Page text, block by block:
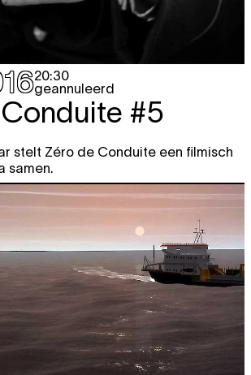
20:30
geannuleerd
#5
stelt Zéro de Conduite een filmisch
samen.